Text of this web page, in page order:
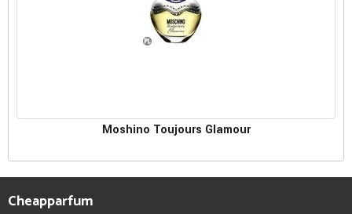
Moshino Toujours Glamour
Cheapparfum